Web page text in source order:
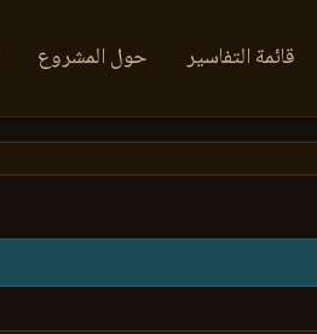
قائمة التفاسير حول المشروع